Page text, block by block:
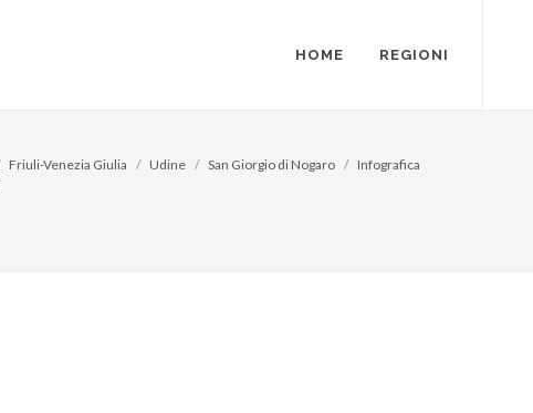
HOME REGIONI
Friuli-Venezia Giulia Udine San Giorgio di Nogaro Infografica